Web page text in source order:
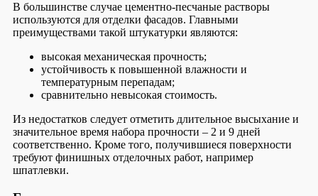
В большинстве случае цементно-песчаные растворы
используются для отделки фасадов. Главными
преимуществами такой штукатурки являются:
высокая механическая прочность;
устойчивость к повышенной влажности и
температурным перепадам;
сравнительно невысокая стоимость.
Из недостатков следует отметить длительное высыхание и
значительное время набора прочности – 2 и 9 дней
соответственно. Кроме того, получившиеся поверхности
требуют финишных отделочных работ, например
шпатлевки.